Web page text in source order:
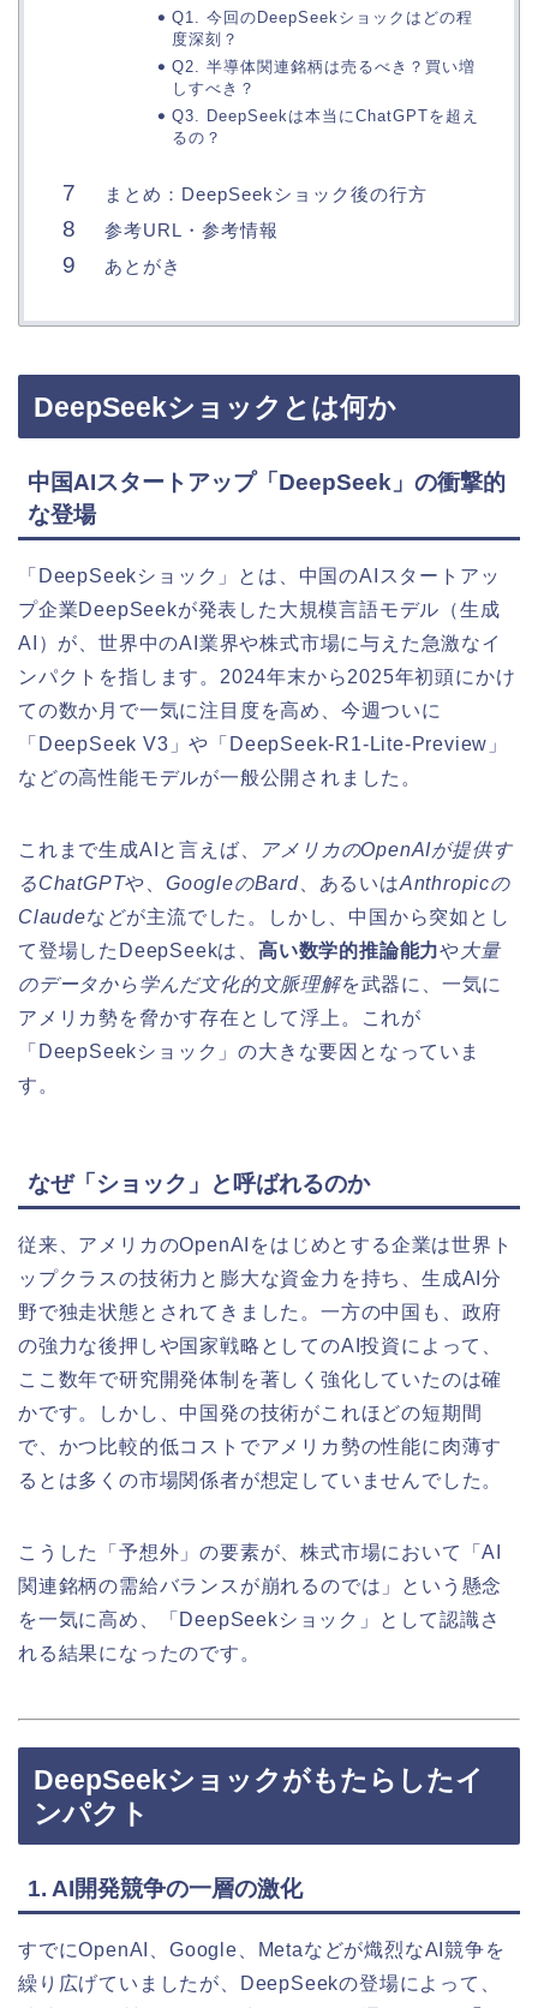
Q1. 今回のDeepSeekショックはどの程
度深刻？
Q2. 半導体関連銘柄は売るべき？買い増
しすべき？
Q3. DeepSeekは本当にChatGPTを超え
るの？
まとめ：DeepSeekショック後の行方
参考URL・参考情報
あとがき
DeepSeekショックとは何か
中国AIスタートアップ「DeepSeek」の衝撃的
な登場
「DeepSeekショック」とは、中国のAIスタートアッ
プ企業DeepSeekが発表した大規模言語モデル（生成
AI）が、世界中のAI業界や株式市場に与えた急激なイ
ンパクトを指します。2024年末から2025年初頭にかけ
ての数か月で一気に注目度を高め、今週ついに
「DeepSeek V3」や「DeepSeek-R1-Lite-Preview」
などの高性能モデルが一般公開されました。
これまで生成AIと言えば、
アメリカのOpenAIが提供す
るChatGPTや、GoogleのBard、あるいはAnthropicの
Claudeなどが主流でした。しかし、中国から突如とし
て登場したDeepSeekは、 高い数学的推論能力や 大量
のデータから学んだ文化的文脈理解を武器に、一気に
アメリカ勢を脅かす存在として浮上。これが
「DeepSeekショック」の大きな要因となっていま
す。
なぜ「ショック」と呼ばれるのか
従来、アメリカのOpenAIをはじめとする企業は世界ト
ップクラスの技術力と膨大な資金力を持ち、生成AI分
野で独走状態とされてきました。一方の中国も、政府
の強力な後押しや国家戦略としてのAI投資によって、
ここ数年で研究開発体制を著しく強化していたのは確
かです。しかし、中国発の技術がこれほどの短期間
で、かつ比較的低コストでアメリカ勢の性能に肉薄す
るとは多くの市場関係者が想定していませんでした。
こうした「予想外」の要素が、株式市場において「AI
関連銘柄の需給バランスが崩れるのでは」という懸念
を一気に高め、「DeepSeekショック」として認識さ
れる結果になったのです。
DeepSeekショックがもたらしたイ
ンパクト
1. AI開発競争の一層の激化
すでにOpenAI、Google、Metaなどが熾烈なAI競争を
繰り広げていましたが、DeepSeekの登場によって、